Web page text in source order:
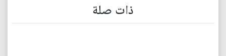
ذات صلة